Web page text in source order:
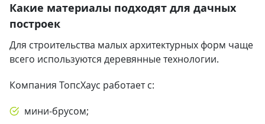
Какие материалы подходят для дачных
построек
Для строительства малых архитектурных форм чаще
всего используются деревянные технологии.
Компания ТопсХаус работает с:
мини-брусом;